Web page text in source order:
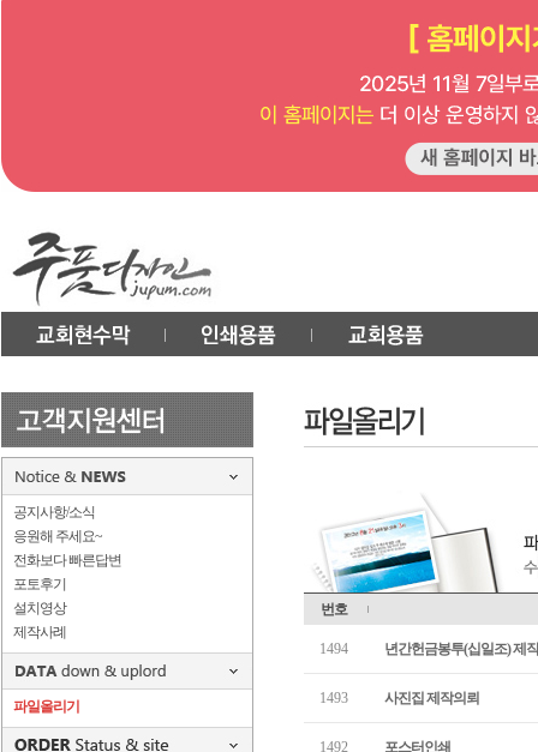
공지사항/소식
응원해 주세요~
전화보다 빠른답변
포토후기
설치영상
제작사례
파일올리기
번호
1494 년간헌금봉투(십일조) 제
1493 사진집 제작의뢰
1492 포스터인쇄